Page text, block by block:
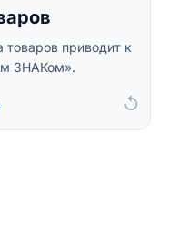
приводит к
ЗНАКом».
↺
порядку
через онлайн-